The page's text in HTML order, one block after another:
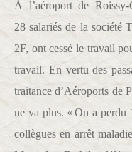
À l’aéroport de Roissy-
28 salariés de la société
2F, ont cessé le travail
travail. En vertu des
traitance d’Aéroports de
ne va plus. « On a perdu
collègues en arrêt